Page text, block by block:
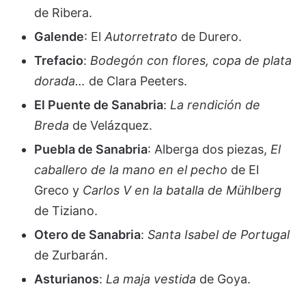
de Ribera.
Galende: El Autorretrato de Durero.
Trefacio: Bodegón con flores, copa de plata
dorada… de Clara Peeters.
El Puente de Sanabria: La rendición de
Breda de Velázquez.
Puebla de Sanabria: Alberga dos piezas, El
caballero de la mano en el pecho de El
Greco y Carlos V en la batalla de Mühlberg
de Tiziano.
Otero de Sanabria: Santa Isabel de Portugal
de Zurbarán.
Asturianos: La maja vestida de Goya.